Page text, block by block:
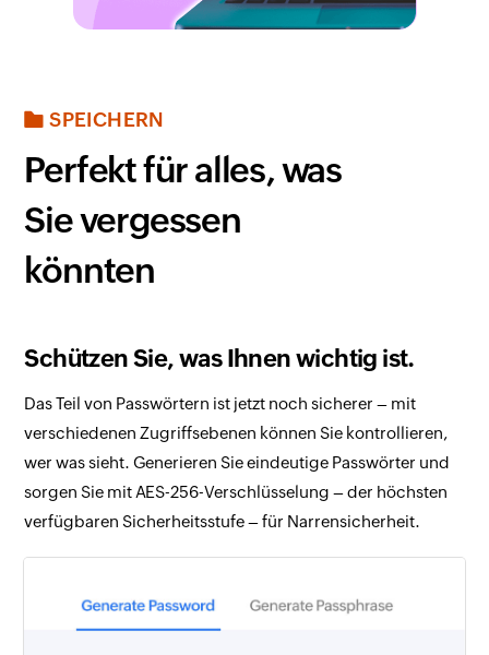
SPEICHERN
Perfekt für alles, was
Sie vergessen
könnten
Schützen Sie, was Ihnen wichtig ist.
Das Teil von Passwörtern ist jetzt noch sicherer – mit
verschiedenen Zugriffsebenen können Sie kontrollieren,
wer was sieht. Generieren Sie eindeutige Passwörter und
sorgen Sie mit AES-256-Verschlüsselung – der höchsten
verfügbaren Sicherheitsstufe – für Narrensicherheit.